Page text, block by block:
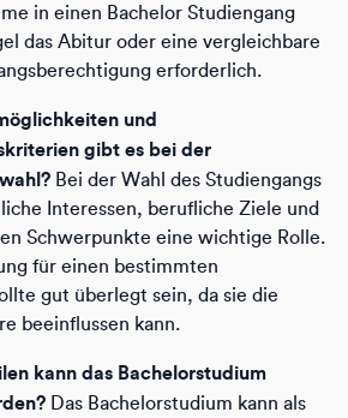
in einen Bachelor Studiengang
das Abitur oder eine vergleichbare
erforderlich.
und
gibt es bei der
Bei der Wahl des Studiengangs
Interessen, berufliche Ziele und
Schwerpunkte eine wichtige Rolle.
für einen bestimmten
gut überlegt sein, da sie die
beeinflussen kann.
kann das Bachelorstudium
Das Bachelorstudium kann als